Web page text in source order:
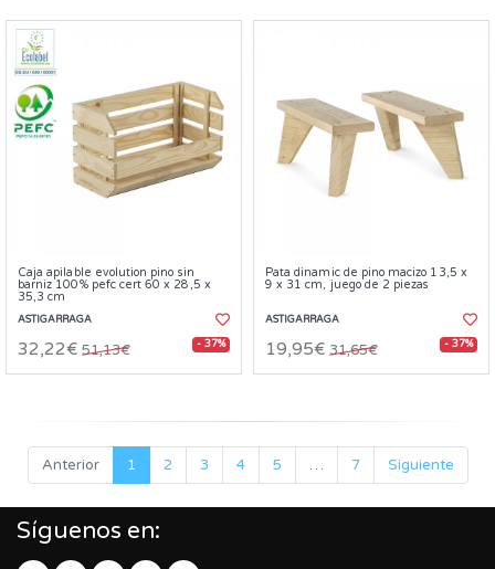
Caja apilable evolution pino sin
barniz 100% pefc cert 60 x 28,5 x
35,3 cm
ASTIGARRAGA
32,22€ 51,13€ - 37%
Pata dinamic de pino macizo 13,5 x
9 x 31 cm, juego de 2 piezas
ASTIGARRAGA
19,95€ 31,65€ - 37%
Anterior 1 2 3 4 5 … 7 Siguiente
Síguenos en: